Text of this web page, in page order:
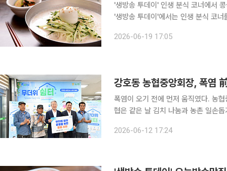
'생방송 투데이' 인생 분식 코너에서 콩국수
'생방송 투데이'에서는 인생 분식 코
가 좋다. 한 방문자는 포털 사이트
2026-06-19 17:05
폭염이 오기 전에 먼저 움직였다. 농
협은 같은 날 김치 나눔과 농촌 일손돕기까지 동시에 실천
2026-06-12 17:24